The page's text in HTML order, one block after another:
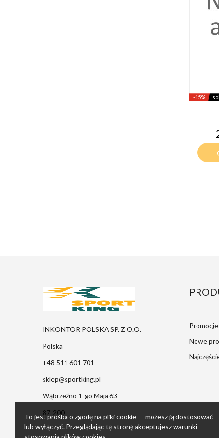
To jest prośba o zgodę na pliki cookie — możesz ją dostosować
lub wyłączyć. Przeglądając tę stronę akceptujesz warunki
stosowania plików cookies.
-15%
INKONTOR POLSKA SP. Z O.O.
Polska
+48 511 601 701
sklep@sportking.pl
Wąbrzeźno 1-go Maja 63
87-200
Promocje
Nowe